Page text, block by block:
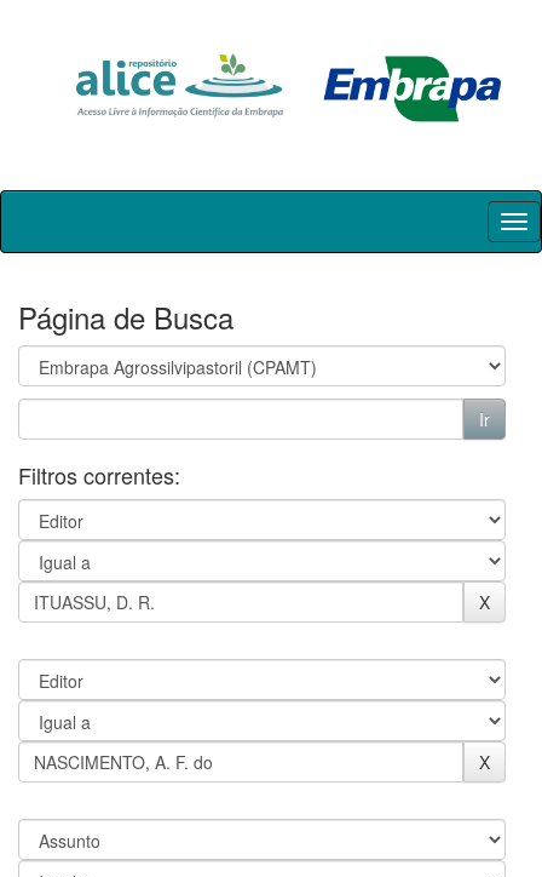
Skip
Página de Busca
Filtros correntes: